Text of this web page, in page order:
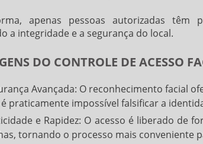
apenas pessoas autorizadas têm
a integridade e a segurança do local.
DO CONTROLE DE ACESSO
Avançada: O reconhecimento facial
praticamente impossível falsificar a
e Rapidez: O acesso é liberado de
tornando o processo mais conveniente